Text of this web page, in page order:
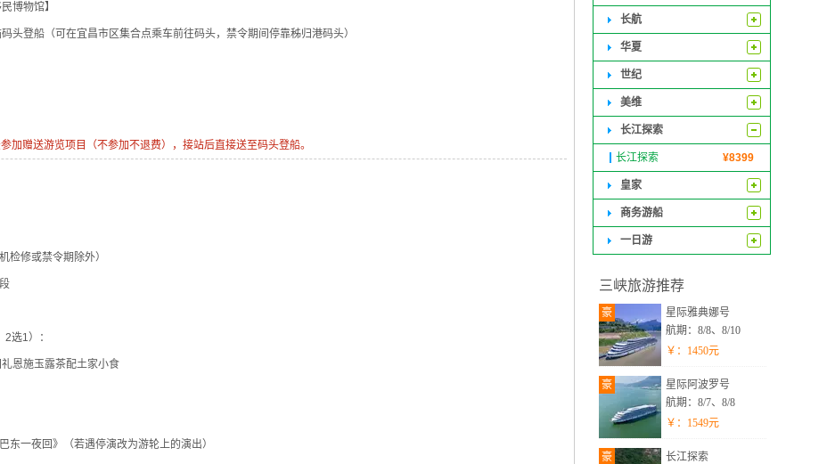
博物馆】
头登船（可在宜昌市区集合点乘车前往码头，禁令期间停靠秭归港码头）
加赠送游览项目（不参加不退费），接站后直接送至码头登船。
检修或禁令期除外）
选1）：
恩施玉露茶配土家小食
一夜回》（若遇停演改为游轮上的演出）
长航
华夏
世纪
美维
长江探索
长江探索 ¥8399
皇家
商务游船
一日游
三峡旅游推荐
星际雅典娜号
航期：8/8、8/10
￥： 1450元
豪
星际阿波罗号
航期：8/7、8/8
￥： 1549元
豪
长江探索
豪